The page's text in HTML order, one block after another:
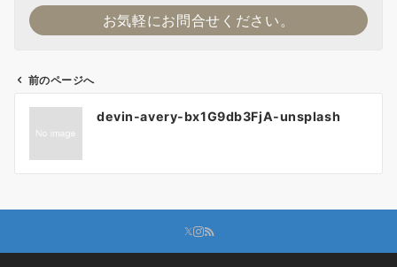
お気軽にお問合せください。
ー
ョ
前のページへ
devin-avery-bx1G9db3FjA-unsplash